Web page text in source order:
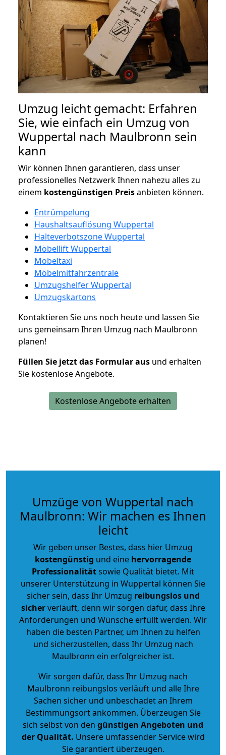
Umzug leicht gemacht: Erfahren
Sie, wie einfach ein Umzug von
Wuppertal nach Maulbronn sein
kann
Wir können Ihnen garantieren, dass unser
professionelles Netzwerk Ihnen nahezu alles zu
einem kostengünstigen Preisanbieten können.
Entrümpelung
Haushaltsauflösung Wuppertal
Halteverbotszone Wuppertal
Möbellift Wuppertal
Möbeltaxi
Möbelmitfahrzentrale
Umzugshelfer Wuppertal
Umzugskartons
Kontaktieren Sie uns noch heute und lassen Sie
uns gemeinsam Ihren Umzug nach Maulbronn
planen!
Füllen Sie jetzt das Formular aus und erhalten
Sie kostenlose Angebote.
Kostenlose Angebote erhalten
Umzüge von Wuppertal nach
Maulbronn: Wir machen es Ihnen
leicht
Wir geben unser Bestes, dass hier Umzug
kostengünstig und eine hervorragende
Professionalitätsowie Qualität bietet. Mit
unserer Unterstützung in Wuppertal können Sie
sicher sein, dass Ihr Umzug reibungslos und
sicherverläuft, denn wir sorgen dafür, dass Ihre
Anforderungen und Wünsche erfüllt werden. Wir
haben die besten Partner, um Ihnen zu helfen
und sicherzustellen, dass Ihr Umzug nach
Maulbronn ein erfolgreicher ist.
Wir sorgen dafür, dass Ihr Umzug nach
Maulbronn reibungslos verläuft und alle Ihre
Sachen sicher und unbeschadet an Ihrem
Bestimmungsort ankommen. Überzeugen Sie
sich selbst von den günstigen Angeboten und
der Qualität. Unsere umfassender Service wird
Sie garantiert überzeugen.